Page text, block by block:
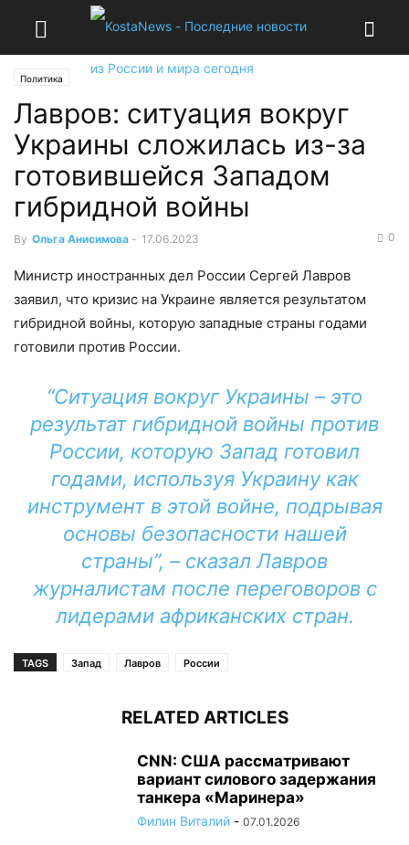
Политика
Лавров: ситуация вокруг
Украины сложилась из-за
готовившейся Западом
гибридной войны
By Ольга Анисимова - 17.06.2023 0
Министр иностранных дел России Сергей Лавров
заявил, что кризис на Украине является результатом
гибридной войны, которую западные страны годами
готовили против России.
“Ситуация вокруг Украины – это
результат гибридной войны против
России, которую Запад готовил
годами, используя Украину как
инструмент в этой войне, подрывая
основы безопасности нашей
страны”, – сказал Лавров
журналистам после переговоров с
лидерами африканских стран.
TAGS Запад Лавров России
RELATED ARTICLES
CNN: США рассматривают
вариант силового задержания
танкера «Маринера»
Филин Виталий - 07.01.2026